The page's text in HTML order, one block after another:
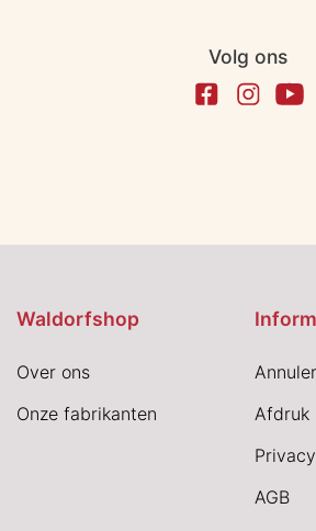
Volg ons
Waldorfshop
Over ons
Onze fabrikanten
Afdruk
AGB